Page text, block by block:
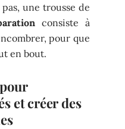
une trousse de
consiste à
pour que
en bout.
et créer des